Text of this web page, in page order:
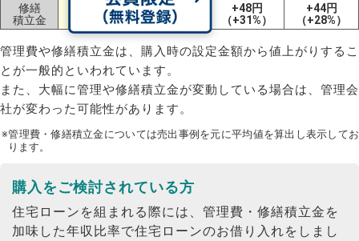
修繕
積立金
+32円
（+16%）
±0円
（±0%）
+48円
（+31%）
+44円
（+28%）
管理費や修繕積立金は、購入時の設定金額から値上がりするこ
とが一般的といわれています。
また、大幅に管理や修繕積立金が変動している場合は、管理会
社が変わった可能性があります。
※管理費・修繕積立金については売出事例を元に平均値を算出し表示してお
ります。
購入をご検討されている方
住宅ローンを組まれる際には、管理費・修繕積立金を
加味した年収比率で住宅ローンのお借り入れをしまし